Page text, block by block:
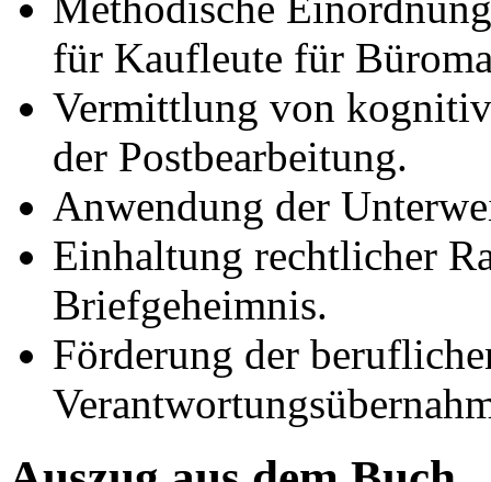
für Kaufleute für
Vermittlung von
der Postbearbeitung.
Anwendung der
Einhaltung rechtlicher
Briefgeheimnis.
Förderung der